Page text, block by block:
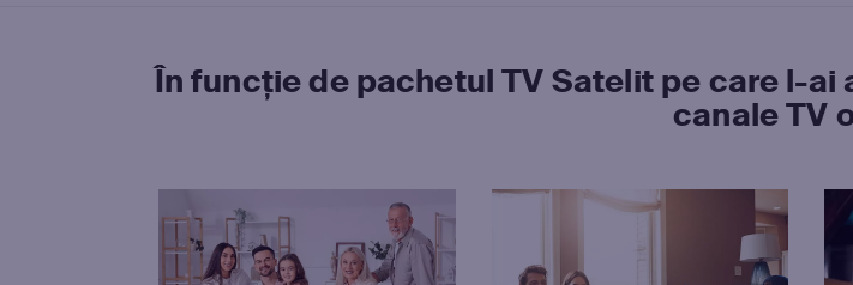
În funcție de pachetul TV Satelit pe care l-
canale TV